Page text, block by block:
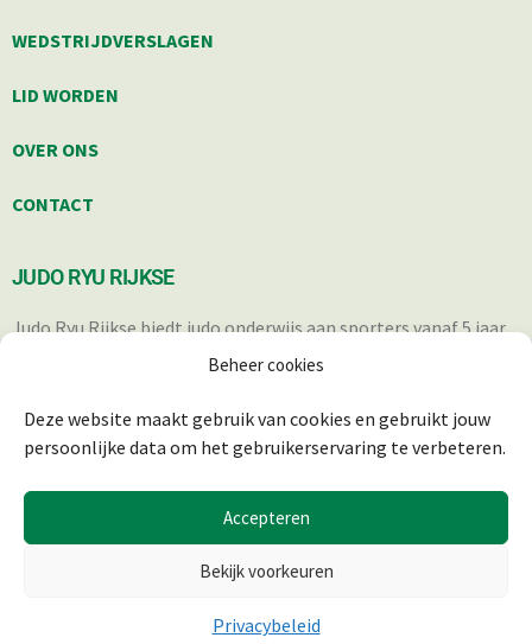
Beheer cookies
Deze website maakt gebruik van cookies en gebruikt jouw
persoonlijke data om het gebruikerservaring te verbeteren.
Accepteren
Bekijk voorkeuren
Privacybeleid
WEDSTRIJDVERSLAGEN
LID WORDEN
OVER ONS
CONTACT
JUDO RYU RIJKSE
Judo Ryu Rijkse biedt judo onderwijs aan sporters vanaf 5 jaar.
Iedereen die op een verantwoorde wijze in staat is om deel te
© 2025 JUDO RYU RIJKSE | REALISATIE & ONDERHOUD: